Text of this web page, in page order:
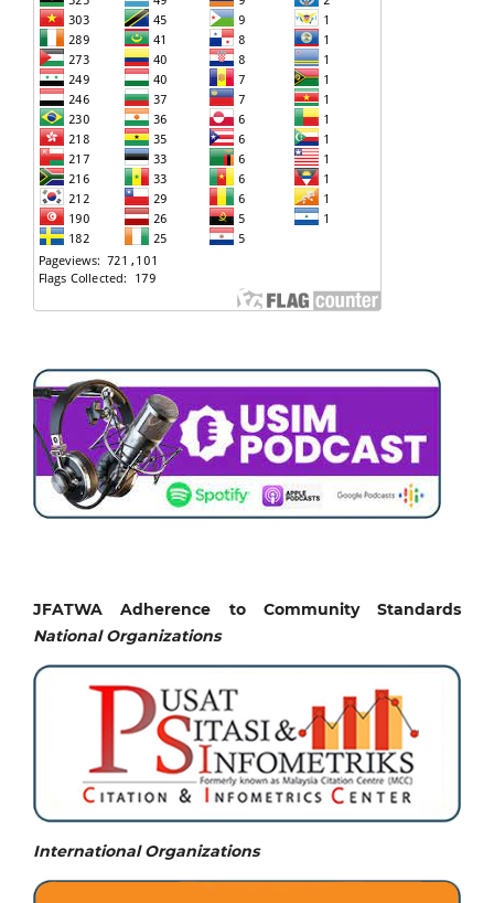
JFATWA Adherence to Community Standards
National Organizations
International Organizations